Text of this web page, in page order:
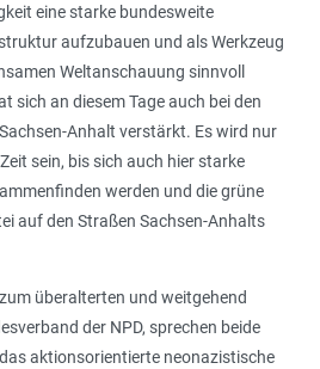
eine starke bundesweite
aufzubauen und als Werkzeug
Weltanschauung sinnvoll
sich an diesem Tage auch bei den
Anhalt verstärkt. Es wird nur
sein, bis sich auch hier starke
werden und die grüne
auf den Straßen Sachsen-Anhalts
überalterten und weitgehend
der NPD, sprechen beide
aktionsorientierte neonazistische